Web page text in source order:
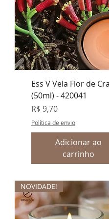
Ess V Vela Flor de
(50ml) - 420041
Preço
R$ 9,70
Política de envio
Adicionar ao
carrinho
NOVIDADE!